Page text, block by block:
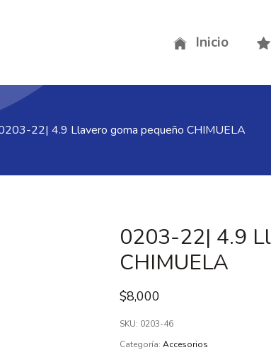
Inicio
22| 4.9 Llavero goma pequeño CHIMUELA
0203-22| 4.9
CHIMUELA
$8,000
SKU: 0203-46
Categoría: Accesorios